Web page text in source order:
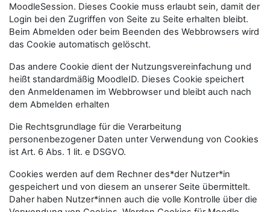
MoodleSession. Dieses Cookie muss erlaubt sein, damit der
Login bei den Zugriffen von Seite zu Seite erhalten bleibt.
Beim Abmelden oder beim Beenden des Webbrowsers wird
das Cookie automatisch gelöscht.
Das andere Cookie dient der Nutzungsvereinfachung und
heißt standardmäßig MoodleID. Dieses Cookie speichert
den Anmeldenamen im Webbrowser und bleibt auch nach
dem Abmelden erhalten
Die Rechtsgrundlage für die Verarbeitung
personenbezogener Daten unter Verwendung von Cookies
ist Art. 6 Abs. 1 lit. e DSGVO.
Cookies werden auf dem Rechner des*der Nutzer*in
gespeichert und von diesem an unserer Seite übermittelt.
Daher haben Nutzer*innen auch die volle Kontrolle über die